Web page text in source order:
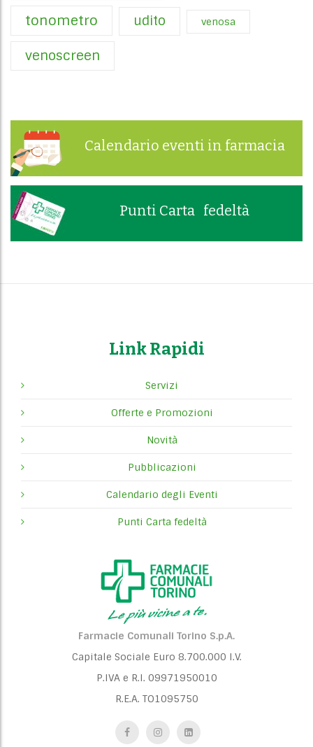
tonometro udito venosa
venoscreen
Calendario eventi in farmacia
Punti Carta fedeltà
Link Rapidi
Servizi
Offerte e Promozioni
Novità
Pubblicazioni
Calendario degli Eventi
Punti Carta fedeltà
Farmacie Comunali Torino S.p.A.
Capitale Sociale Euro 8.700.000 I.V.
P.IVA e R.I. 09971950010
R.E.A. TO1095750